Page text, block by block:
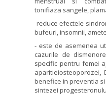
tonifiaza sangele,
-reduce efectele
bufeuri, insomnii,
- este de asemenea
cazurile de
specific pentru femei
benefice in preventia
sintezei